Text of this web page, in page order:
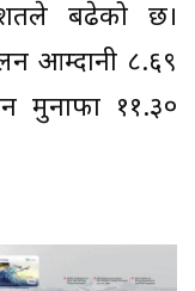
बढेको छ।
आम्दानी ८.६९
मुनाफा ११.३०